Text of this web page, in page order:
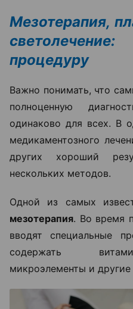
Мезотерапия,
процедуру
Важно понимать, что
полноценную
одинаково для всех. В
медикаментозного
других хороший
нескольких методов.
Одной из самых
мезотерапия. Во время
вводят специальные
содержать
микроэлементы и